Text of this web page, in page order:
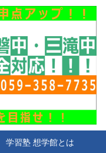
学習塾 想学館とは